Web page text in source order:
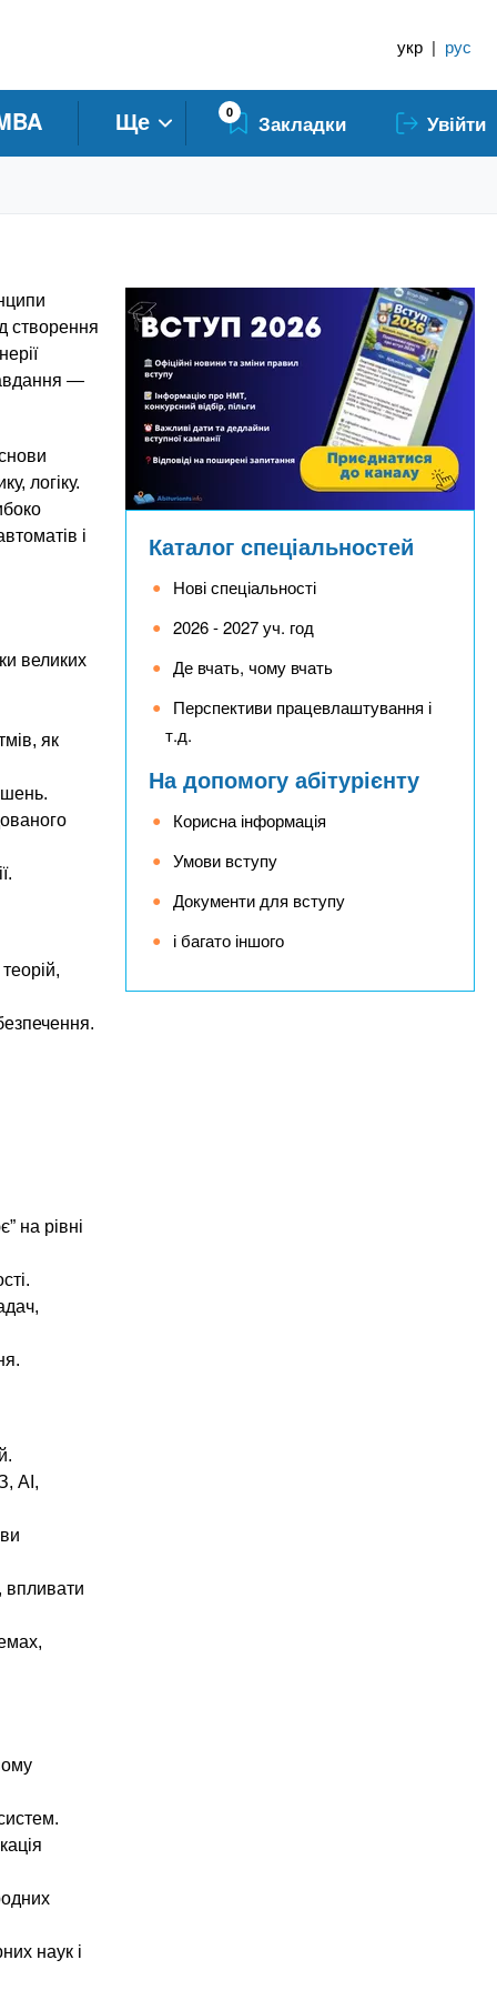
укр | рус
Ще 0 Закладки Увійти
створення
—
логіку.
і
великих
як
на рівні
AI,
впливати
наук і
Каталог спеціальностей
Нові спеціальності
2026 - 2027 уч. год
Де вчать, чому вчать
Перспективи працевлаштування і
т.д.
На допомогу абітурієнту
Корисна інформація
Умови вступу
Документи для вступу
і багато іншого